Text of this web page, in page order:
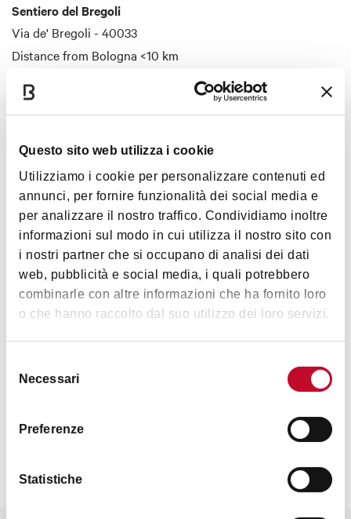
Questo sito web utilizza i cookie
Utilizziamo i cookie per personalizzare contenuti ed
annunci, per fornire funzionalità dei social media e
per analizzare il nostro traffico. Condividiamo inoltre
informazioni sul modo in cui utilizza il nostro sito con
i nostri partner che si occupano di analisi dei dati
web, pubblicità e social media, i quali potrebbero
combinarle con altre informazioni che ha fornito loro
o che hanno raccolto dal suo utilizzo dei loro servizi.
delNecessari
Preferenze
Statistiche
Sentiero del Bregoli
Via de' Bregoli - 40033
Distance from Bologna <10 km
HOW TO GET THERE
Interests
Nature &
Landscape